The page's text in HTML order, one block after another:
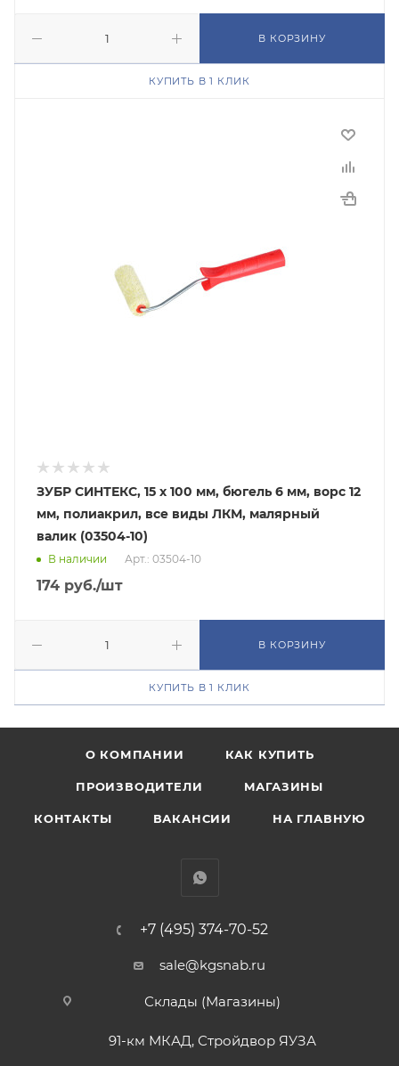
В КОРЗИНУ
КУПИТЬ В 1 КЛИК
ЗУБР СИНТЕКС, 15 х 100 мм, бюгель 6 мм, ворс 12
мм, полиакрил, все виды ЛКМ, малярный
валик (03504-10)
В наличии Арт.: 03504-10
174 руб./шт
В КОРЗИНУ
КУПИТЬ В 1 КЛИК
О КОМПАНИИ КАК КУПИТЬ
ПРОИЗВОДИТЕЛИ МАГАЗИНЫ
КОНТАКТЫ ВАКАНСИИ НА ГЛАВНУЮ
+7 (495) 374-70-52
sale@kgsnab.ru
Склады (Магазины)
91-км МКАД, Стройдвор ЯУЗА